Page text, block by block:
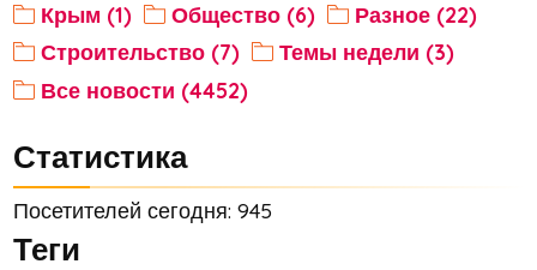
Крым (1)
Общество (6)
Разное (22)
Строительство (7)
Темы недели (3)
Все новости (4452)
Статистика
Посетителей сегодня: 945
Теги